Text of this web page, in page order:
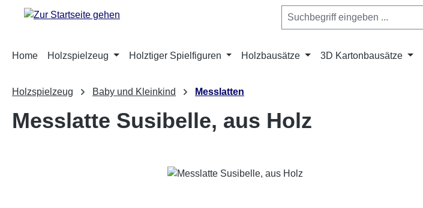
Hauptinhalt springen
Zur Suche springen
Zur Hauptnavigation springen
Home Holzspielzeug Holztiger Spielfiguren Holzbausätze 3D Kartonbausätze
Holzspielzeug Baby und Kleinkind Messlatten
Messlatte Susibelle, aus Holz